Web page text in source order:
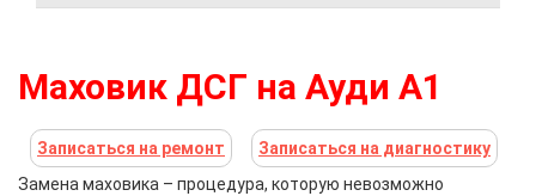
Маховик ДСГ на Ауди А1
Записаться на ремонт
Записаться на диагностику
Замена маховика – процедура, которую невозможно